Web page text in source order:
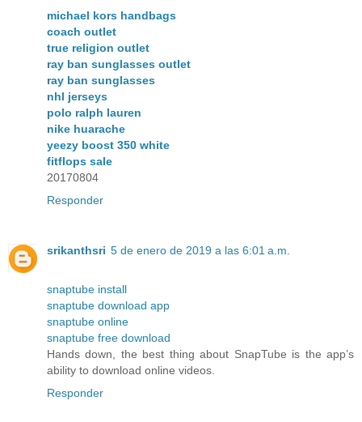
michael kors handbags
coach outlet
true religion outlet
ray ban sunglasses outlet
ray ban sunglasses
nhl jerseys
polo ralph lauren
nike huarache
yeezy boost 350 white
fitflops sale
20170804
Responder
srikanthsri 5 de enero de 2019 a las 6:01 a.m.
snaptube install
snaptube download app
snaptube online
snaptube free download
Hands down, the best thing about SnapTube is the app’s
ability to download online videos.
Responder